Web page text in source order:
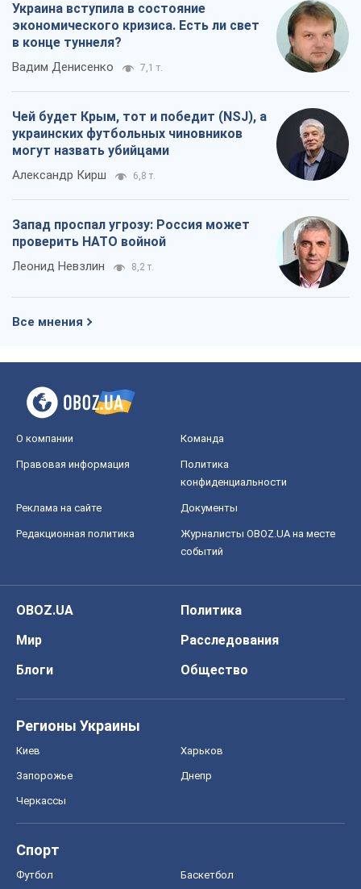
Украина вступила в состояние
экономического кризиса. Есть ли свет
в конце туннеля?
Вадим Денисенко 7,1 т.
Чей будет Крым, тот и победит (NSJ), а
украинских футбольных чиновников
могут назвать убийцами
Александр Кирш 6,8 т.
Запад проспал угрозу: Россия может
проверить НАТО войной
Леонид Невзлин 8,2 т.
Все мнения
О компании Команда
Правовая информация
Политика
конфиденциальности
Реклама на сайте Документы
Редакционная политика
Журналисты OBOZ.UA на месте
событий
OBOZ.UA
Политика
Мир
Расследования
Блоги
Общество
Регионы Украины
Киев Харьков
Запорожье Днепр
Черкассы
Спорт
Футбол Баскетбол